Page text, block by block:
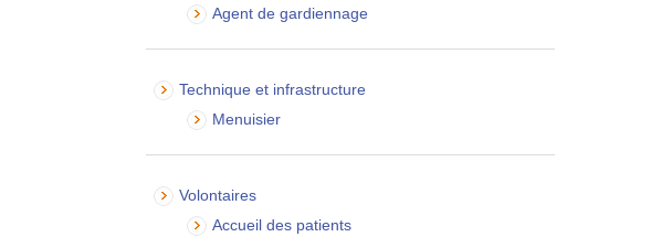
Agent de gardiennage
Technique et infrastructure
Menuisier
Volontaires
Accueil des patients